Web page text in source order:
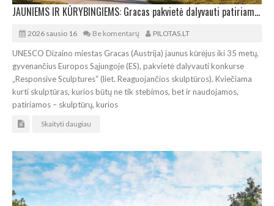
JAUNIEMS IR KŪRYBINGIEMS: Gracas pakvietė dalyvauti patiriamų skulptūrų konkurse
2026 sausio 16 Be komentarų PILOTAS.LT
UNESCO Dizaino miestas Gracas (Austrija) jaunus kūrėjus iki 35 metų,
gyvenančius Europos Sąjungoje (ES), pakvietė dalyvauti konkurse
„Responsive Sculptures“ (liet. Reaguojančios skulptūros). Kviečiama
kurti skulptūras, kurios būtų ne tik stebimos, bet ir naudojamos,
patiriamos – skulptūrų, kurios
Skaityti daugiau